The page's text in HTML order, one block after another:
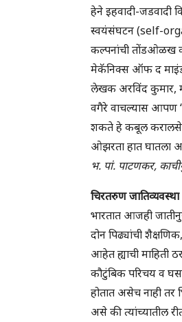
हेने इहवादी-जडवादी
स्वयंसंघटन (self-
कल्पनांची तोंडओळख
मेकॅनिक्स ऑफ द माइंड
लेखक अरविंद कुमार,
वगैरे वाचल्यास आपण
शकते हे कबूल करालसे
ओझरता हात घातला
भ. पां. पाटणकर,
चिरतरुण जातिव्यवस्था
भारतात आजही
दोन पिढ्यांची
आहेत ह्याची माहिती
कौटुंबिक परिचय व
होतात असेच नाही तर
असे की त्यांच्यातील